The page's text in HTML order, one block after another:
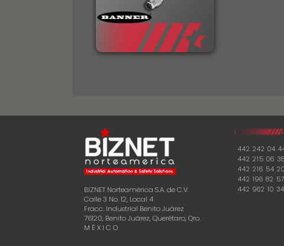
BIZNET Norteamérica S.A. de C.V.
Calle 3 No. 12, Local 4
Fracc. Industrial Benito Juárez
76120, Benito Juárez, Querétaro, Qro.
M É X I C O
442 242 04
442 215 06 38
442 216 54 20
442 196 82 57
442 962 10 34